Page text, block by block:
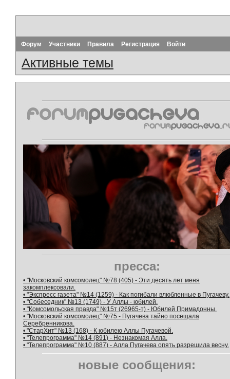
Форум Участники Правила Регистрация Войти
Активные темы
пресса:
• "Московский комсомолец" №78 (405) - Эти десять лет меня
закомплексовали.
• "Экспресс газета" №14 (1259) - Как погибали влюбленные в Пугачеву.
• "Собеседник" №13 (1749) - У Аллы - юбилей.
• "Комсомольская правда" №15т (26965-т) - Юбилей Примадонны.
• "Московский комсомолец" №75 - Пугачева тайно посещала
Серебренникова.
• "СтарХит" №13 (168) - К юбилею Аллы Пугачевой.
• "Телепрограмма" №14 (891) - Незнакомая Алла.
• "Телепрограмма" №10 (887) - Алла Пугачева опять разрешила весну.
новые сообщения: